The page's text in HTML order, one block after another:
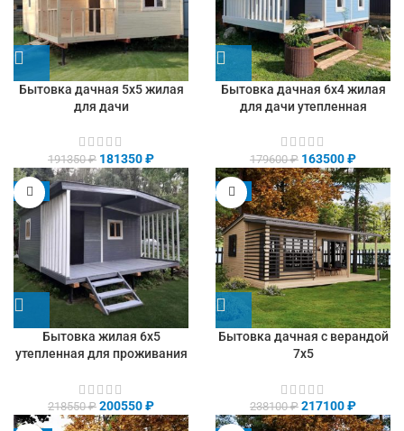
Бытовка дачная 5х5 жилая
для дачи
191350₽ 181350₽
Бытовка дачная 6х4 жилая
для дачи утепленная
179600₽ 163500₽
-8%
Бытовка жилая 6х5
утепленная для проживания
218550₽ 200550₽
-9%
Бытовка дачная с верандой
7х5
238100₽ 217100₽